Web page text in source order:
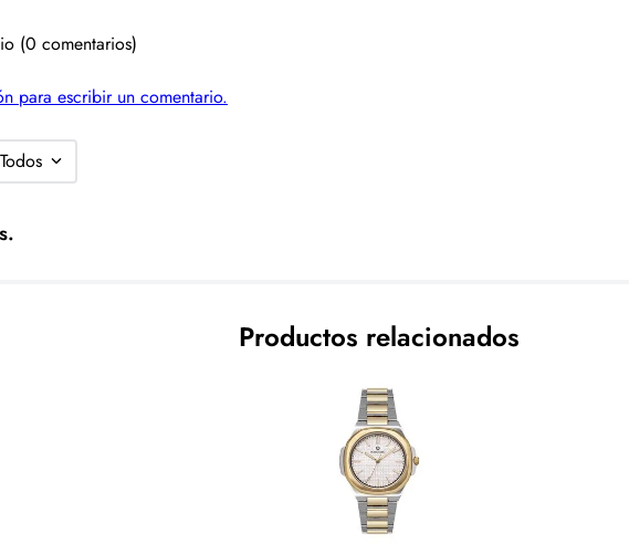
(0 comentarios)
para escribir un comentario.
Todos
Productos relacionados